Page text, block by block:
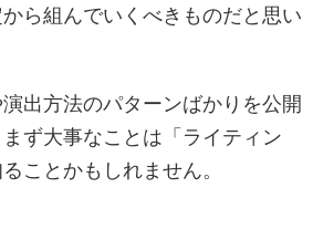
ら組んでいくべきものだと思い
出方法のパターンばかりを公開
ず大事なことは「ライティン
ことかもしれません。